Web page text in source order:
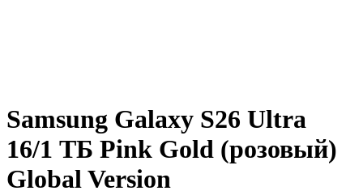
Samsung Galaxy S26 Ultra
16/1 ТБ Pink Gold (розовый)
Global Version